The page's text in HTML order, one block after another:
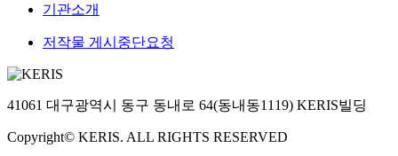
기관소개
저작물 게시중단요청
41061 대구광역시 동구 동내로 64(동내동1119) KERIS빌딩
Copyright© KERIS. ALL RIGHTS RESERVED